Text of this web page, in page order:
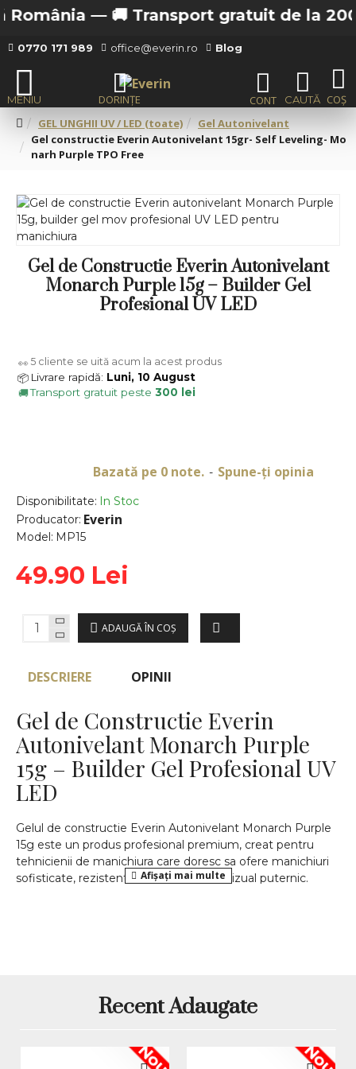
— 🚚 Transport gratuit de la 200
0770 171 989 office@everin.ro Blog
GEL UNGHII UV / LED (toate)
Gel Autonivelant
Gel constructie Everin Autonivelant 15gr- Self Leveling- Mo
narh Purple TPO Free
Gel de Constructie Everin Autonivelant
Monarch Purple 15g – Builder Gel
Profesional UV LED
Disponibilitate: In Stoc
Producator: Everin
Model: MP15
Bazată pe 0 note. - Spune-ţi opinia
49.90 Lei
ADAUGĂ ÎN COŞ
👀 5 cliente se uită acum la acest produs
📦 Livrare rapidă: Luni, 10 August
🚚Transport gratuit peste 300 lei
DESCRIERE OPINII
Gel de Constructie Everin
Autonivelant Monarch Purple
15g – Builder Gel Profesional UV
LED
Gelul de constructie Everin Autonivelant Monarch Purple
15g este un produs profesional premium, creat pentru
tehnicienii de manichiura care doresc sa ofere manichiuri
sofisticate, rezistente si cu un impact vizual puternic.
doresc unghii statement, dar in acelasi timp bine
Caracteristici principale ale
Recent Adaugate
Nou Nou